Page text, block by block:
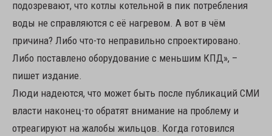
подозревают, что котлы котельной в пик потребления
воды не справляются с её нагревом. А вот в чём
причина? Либо что-то неправильно спроектировано.
Либо поставлено оборудование с меньшим КПД», –
пишет издание.
Люди надеются, что может быть после публикаций СМИ
власти наконец-то обратят внимание на проблему и
отреагируют на жалобы жильцов. Когда готовился